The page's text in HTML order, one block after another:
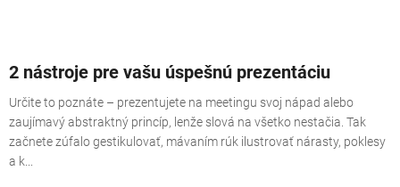
2 nástroje pre vašu úspešnú prezentáciu
Určite to poznáte – prezentujete na meetingu svoj nápad alebo
zaujímavý abstraktný princíp, lenže slová na všetko nestačia. Tak
začnete zúfalo gestikulovať, mávaním rúk ilustrovať nárasty, poklesy
a k...